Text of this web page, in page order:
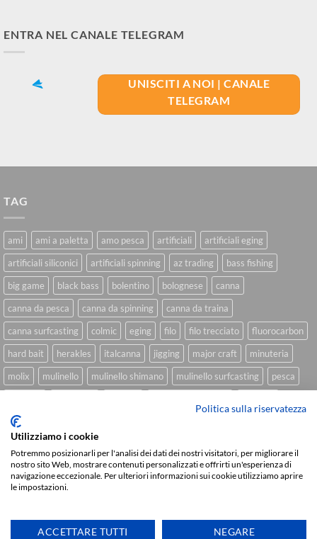
ENTRA NEL CANALE TELEGRAM
UNISCITI A NOI | CANALE
TELEGRAM
TAG
ami ami a paletta amo pesca artificiali
artificiali eging
artificiali siliconici
artificiali spinning az trading
bass fishing
big game
black bass bolentino bolognese
canna
canna da pesca
canna da spinning
canna da traina
canna surfcasting
colmic eging filo filo trecciato
fluorocarbon
hard bait
herakles italcanna jigging major craft
minuteria
molix
mulinello mulinello shimano mulinello surfcasting
pesca
spinning inshore
Sviluppato daWe Blink Design
On
Delivery
CHI SIAMO CONTATTI
Politica sulla riservatezza
Utilizziamo i cookie
Potremmo posizionarli per l'analisi dei dati dei nostri visitatori, per migliorare il
nostro sito Web, mostrare contenuti personalizzati e offrirti un'esperienza di
navigazione eccezionale. Per ulteriori informazioni sui cookie utilizziamo aprire
le impostazioni.
ACCETTARE TUTTI NEGARE